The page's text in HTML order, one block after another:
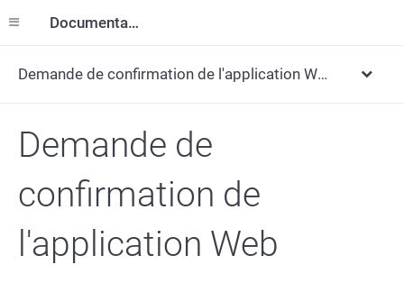
Documentation
Demande de confirmation de l'application Web
Demande de
confirmation de
l'application Web